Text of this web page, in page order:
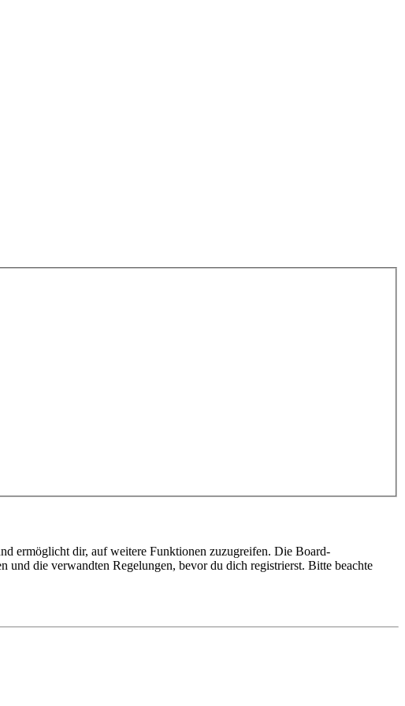
ermöglicht dir, auf weitere Funktionen zuzugreifen. Die Board-
und die verwandten Regelungen, bevor du dich registrierst. Bitte beachte